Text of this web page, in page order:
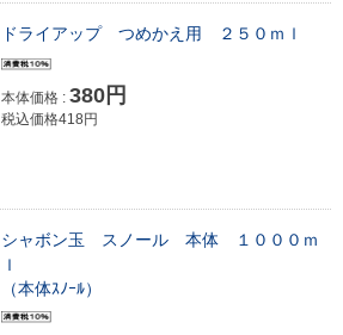
ドライアップ つめかえ用 ２５０ｍｌ
本体価格 : 380円
税込価格418円
シャボン玉 スノール 本体 １０００ｍ
ｌ
（本体ｽﾉｰﾙ）